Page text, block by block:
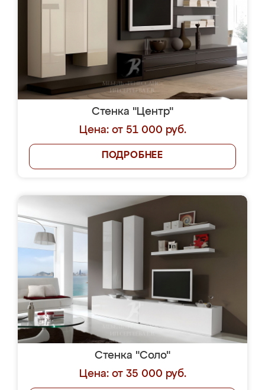
Стенка "Центр"
Цена: от 51 000 руб.
ПОДРОБНЕЕ
Стенка "Соло"
Цена: от 35 000 руб.